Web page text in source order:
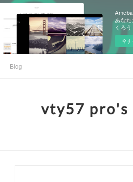
あな
くろう
今す
Blog
vty57 pro's